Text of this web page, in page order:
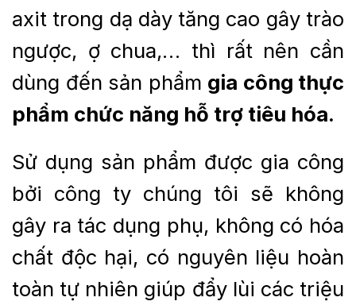
axit trong dạ dày tăng cao gây trào
ngược, ợ chua,… thì rất nên cần
dùng đến sản phẩm gia công thực
phẩm chức năng hỗ trợ tiêu hóa.
Sử dụng sản phẩm được gia công
bởi công ty chúng tôi sẽ không
gây ra tác dụng phụ, không có hóa
chất độc hại, có nguyên liệu hoàn
toàn tự nhiên giúp đẩy lùi các triệu